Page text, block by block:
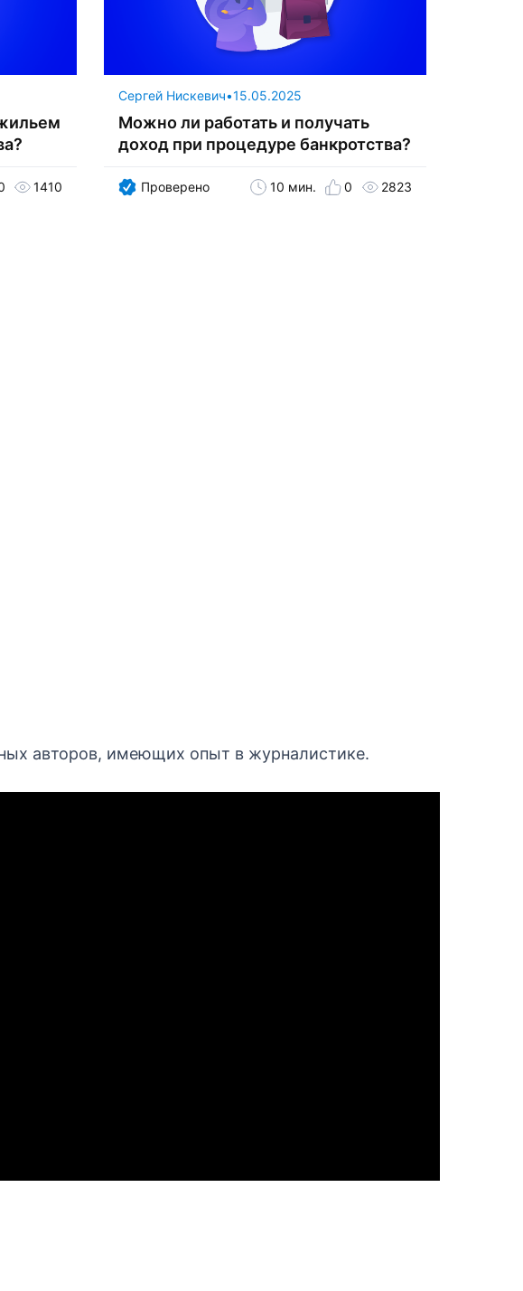
1410
Сергей Нискевич•15.05.2025
Можно ли работать и получать
доход при процедуре банкротства?
Проверено 10 мин. 0 2823
авторов, имеющих опыт в журналистике.